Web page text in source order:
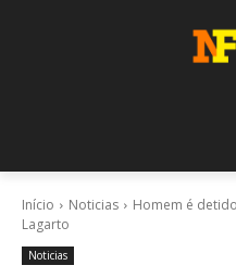
Início Noticias
Homem é
Lagarto
Noticias